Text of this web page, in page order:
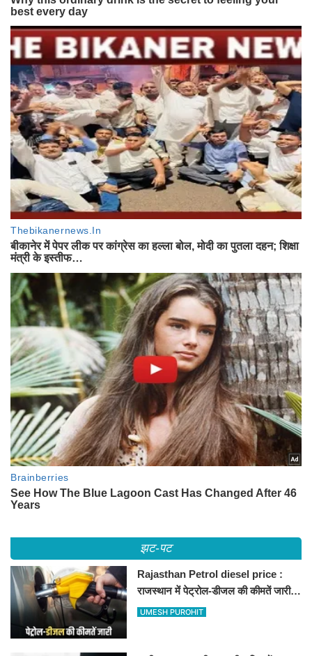
झट-पट
Rajasthan Petrol diesel price :
राजस्थान में पेट्रोल-डीजल की कीमतें जारी,
जानिए बीकानेर समेत पुरे प्रदेश में नए रेट
UMESH PUROHIT